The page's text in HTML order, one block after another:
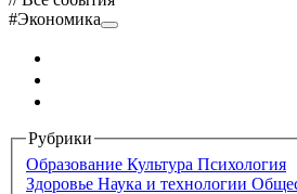
#Экономика
Рубрики
Образование Культура Психология
Здоровье Наука и технологии